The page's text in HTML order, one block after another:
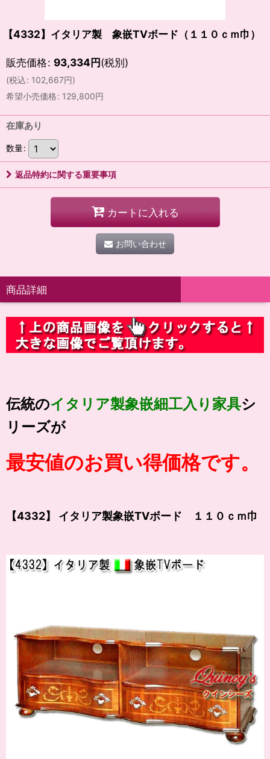
【4332】イタリア製 象嵌TVボード（１１０ｃｍ巾）
販売価格: 93,334円(税別)
(税込: 102,667円)
希望小売価格: 129,800円
在庫あり
数量:
返品特約に関する重要事項
カートに入れる
お問い合わせ
商品詳細
伝統のイタリア製象嵌細工入り家具シ
リーズが
最安値のお買い得価格です。
【4332】 イタリア製象嵌TVボード １１０ｃｍ巾